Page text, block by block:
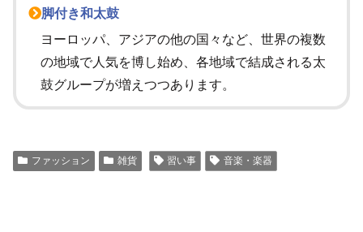
脚付き和太鼓
ヨーロッパ、アジアの他の国々など、世界の複数
の地域で人気を博し始め、各地域で結成される太
鼓グループが増えつつあります。
ファッション 雑貨 習い事 音楽・楽器